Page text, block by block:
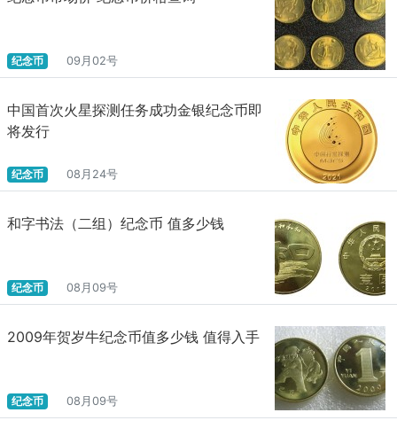
纪念币 09月02号
中国首次火星探测任务成功金银纪念币即
将发行
纪念币 08月24号
和字书法（二组）纪念币 值多少钱
纪念币 08月09号
2009年贺岁牛纪念币值多少钱 值得入手
纪念币 08月09号